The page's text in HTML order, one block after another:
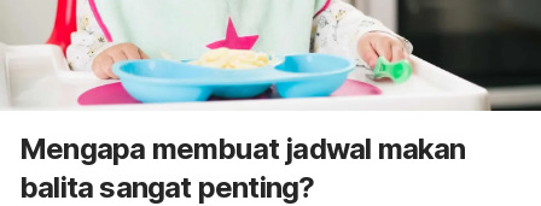
Mengapa membuat jadwal makan
balita sangat penting?